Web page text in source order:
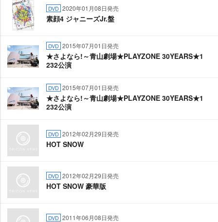
DVD 2020年01月08日発売
素顔4 ジャニーズJr.盤
DVD 2015年07月01日発売
★さよなら!～青山劇場★PLAYZONE 30YEARS★1
232公演
DVD 2015年07月01日発売
★さよなら!～青山劇場★PLAYZONE 30YEARS★1
232公演
DVD 2012年02月29日発売
HOT SNOW
DVD 2012年02月29日発売
HOT SNOW 豪華版
DVD 2011年06月08日発売